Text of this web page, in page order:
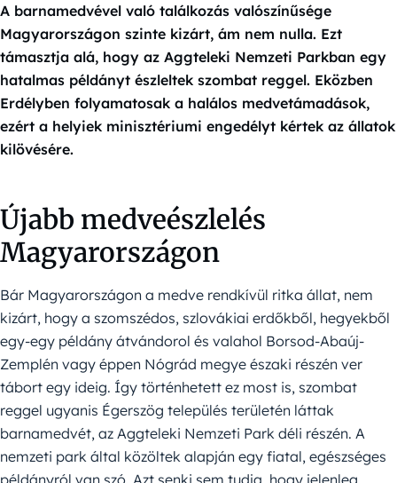
A barnamedvével való találkozás valószínűsége
Magyarországon szinte kizárt, ám nem nulla. Ezt
támasztja alá, hogy az Aggteleki Nemzeti Parkban egy
hatalmas példányt észleltek szombat reggel. Eközben
Erdélyben folyamatosak a halálos medvetámadások,
ezért a helyiek minisztériumi engedélyt kértek az állatok
kilövésére.
Újabb medveészlelés
Magyarországon
Bár Magyarországon a medve rendkívül ritka állat, nem
kizárt, hogy a szomszédos, szlovákiai erdőkből, hegyekből
egy-egy példány átvándorol és valahol Borsod-Abaúj-
Zemplén vagy éppen Nógrád megye északi részén ver
tábort egy ideig. Így történhetett ez most is, szombat
reggel ugyanis Égerszög település területén láttak
barnamedvét, az Aggteleki Nemzeti Park déli részén. A
nemzeti park által közöltek alapján egy fiatal, egészséges
példányról van szó. Azt senki sem tudja, hogy jelenleg